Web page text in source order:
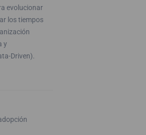
evolucionar
los tiempos
y
Driven).